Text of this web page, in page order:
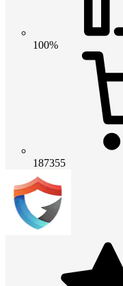
100%
187355